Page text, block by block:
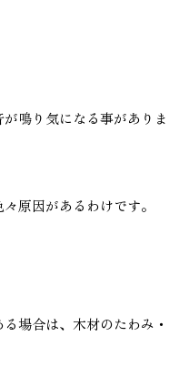
鳴り気になる事がありま
原因があるわけです。
場合は、木材のたわみ・